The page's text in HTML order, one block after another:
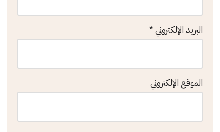
البريد الإلكتروني*
الموقع الإلكتروني